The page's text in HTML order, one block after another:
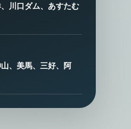
川口ダム、あすたむ
、美馬、三好、阿